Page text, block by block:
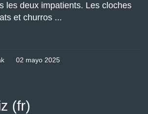
les deux impatients. Les cloches
et churros ...
02 mayo 2025
(fr)